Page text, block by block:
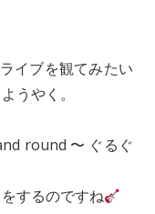
イブを観てみたい
うやく。
round 〜 ぐるぐ
するのですね